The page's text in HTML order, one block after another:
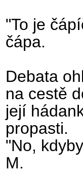
"To je
čápa.
Debata
na cestě
její
propasti.
"No,
M.